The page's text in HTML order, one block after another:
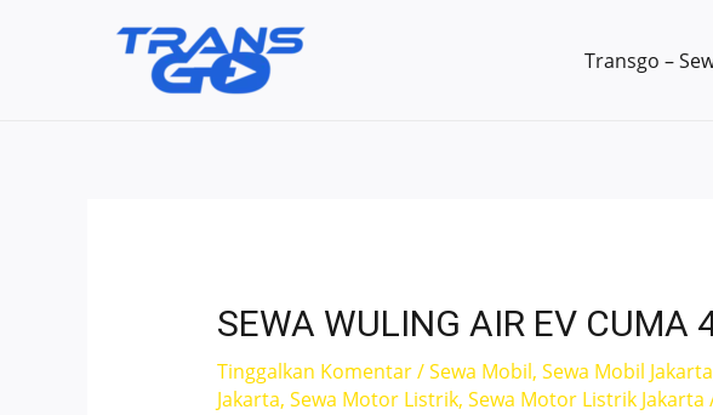
Transgo –
SEWA WULING AIR EV CUMA
Tinggalkan Komentar/Sewa Mobil, Sewa Mobil Jakarta
Jakarta, Sewa Motor Listrik, Sewa Motor Listrik Jakarta